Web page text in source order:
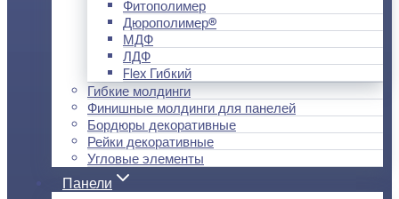
Фитополимер
Дюрополимер®
МДФ
ЛДФ
Flex Гибкий
Гибкие молдинги
Финишные молдинги для панелей
Бордюры декоративные
Рейки декоративные
Угловые элементы
Панели